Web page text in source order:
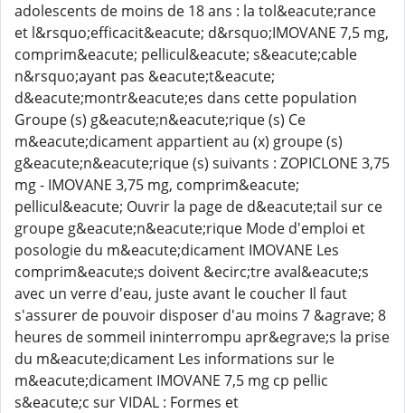
adolescents de moins de 18 ans : la tol&eacute;rance
et l&rsquo;efficacit&eacute; d&rsquo;IMOVANE 7,5 mg,
comprim&eacute; pellicul&eacute; s&eacute;cable
n&rsquo;ayant pas &eacute;t&eacute;
d&eacute;montr&eacute;es dans cette population
Groupe (s) g&eacute;n&eacute;rique (s) Ce
m&eacute;dicament appartient au (x) groupe (s)
g&eacute;n&eacute;rique (s) suivants : ZOPICLONE 3,75
mg - IMOVANE 3,75 mg, comprim&eacute;
pellicul&eacute; Ouvrir la page de d&eacute;tail sur ce
groupe g&eacute;n&eacute;rique Mode d'emploi et
posologie du m&eacute;dicament IMOVANE Les
comprim&eacute;s doivent &ecirc;tre aval&eacute;s
avec un verre d'eau, juste avant le coucher Il faut
s'assurer de pouvoir disposer d'au moins 7 &agrave; 8
heures de sommeil ininterrompu apr&egrave;s la prise
du m&eacute;dicament Les informations sur le
m&eacute;dicament IMOVANE 7,5 mg cp pellic
s&eacute;c sur VIDAL : Formes et